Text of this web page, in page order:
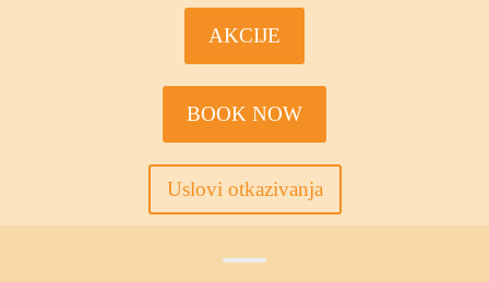
AKCIJE
BOOK NOW
Uslovi otkazivanja